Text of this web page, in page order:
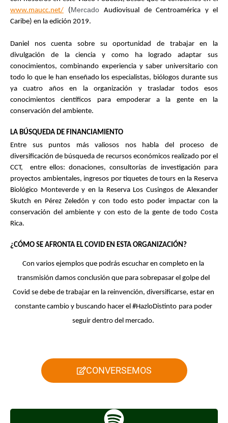
www.maucc.net/ (Mercado Audiovisual de Centroamérica y el
Caribe) en la edición 2019.
Daniel nos cuenta sobre su oportunidad de trabajar en la
divulgación de la ciencia y como ha logrado adaptar sus
conocimientos, combinando experiencia y saber universitario con
todo lo que le han enseñado los especialistas, biólogos durante sus
ya cuatro años en la organización y trasladar todos esos
conocimientos científicos para empoderar a la gente en la
conservación del ambiente.
LA BÚSQUEDA DE FINANCIAMIENTO
Entre sus puntos más valiosos nos habla del proceso de
diversificación de búsqueda de recursos económicos realizado por el
CCT,  entre ellos: donaciones, consultorías de investigación para
proyectos ambientales, ingresos por tiquetes de tours en la Reserva
Biológico Monteverde y en la Reserva Los Cusingos de Alexander
Skutch en Pérez Zeledón y con todo esto poder impactar con la
conservación del ambiente y con esto de la gente de todo Costa
Rica.
¿CÓMO SE AFRONTA EL COVID EN ESTA ORGANIZACIÓN?
Con varios ejemplos que podrás escuchar en completo en la
transmisión damos conclusión que para sobrepasar el golpe del
Covid se debe de trabajar en la reinvención, diversificarse, estar en
constante cambio y buscando hacer el #HazloDistinto para poder
seguir dentro del mercado.
CONVERSEMOS